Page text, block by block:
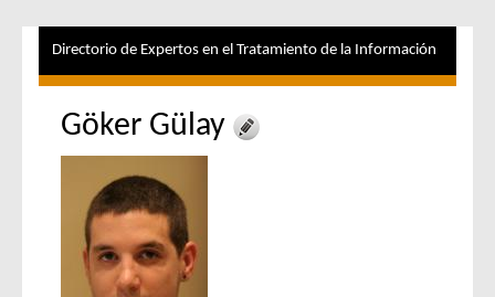
Directorio de Expertos en el Tratamiento de la Información
Göker Gülay